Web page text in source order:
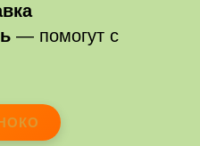
— помогут с